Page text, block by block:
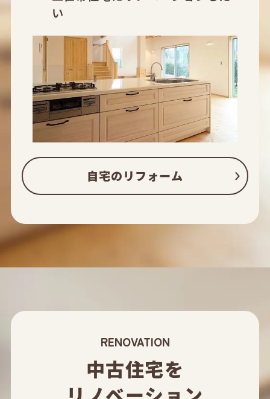
い
自宅のリフォーム
RENOVATION
中古住宅を